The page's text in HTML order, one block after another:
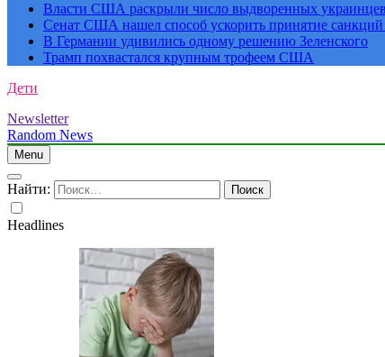
Власти США раскрыли число выдворенных украинцев
Сенат США нашел способ ускорить принятие санкций
В Германии удивились одному решению Зеленского
Трамп похвастался крупным трофеем США
Дети
Newsletter
Random News
Menu
Найти:
Headlines